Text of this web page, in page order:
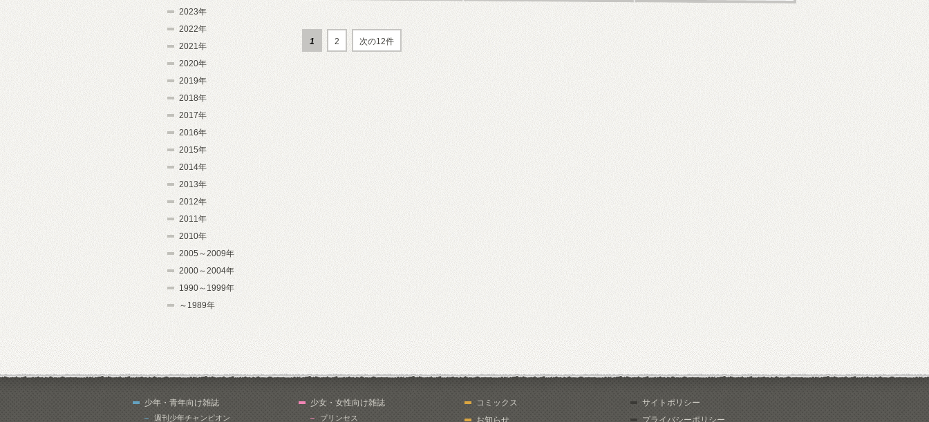
1 2 次の12件
2023年
2022年
2021年
2020年
2019年
2018年
2017年
2016年
2015年
2014年
2013年
2012年
2011年
2010年
2005～2009年
2000～2004年
1990～1999年
～1989年
少年・青年向け雑誌
週刊少年チャンピオン
少女・女性向け雑誌
プリンセス
コミックス
お知らせ
サイトポリシー
プライバシーポリシー